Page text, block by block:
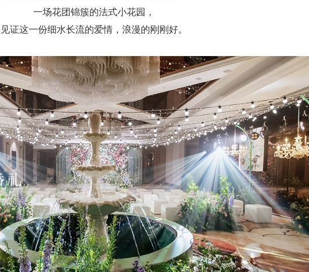
一场花团锦簇的法式小花园，
见证这一份细水长流的爱情，浪漫的刚刚好。